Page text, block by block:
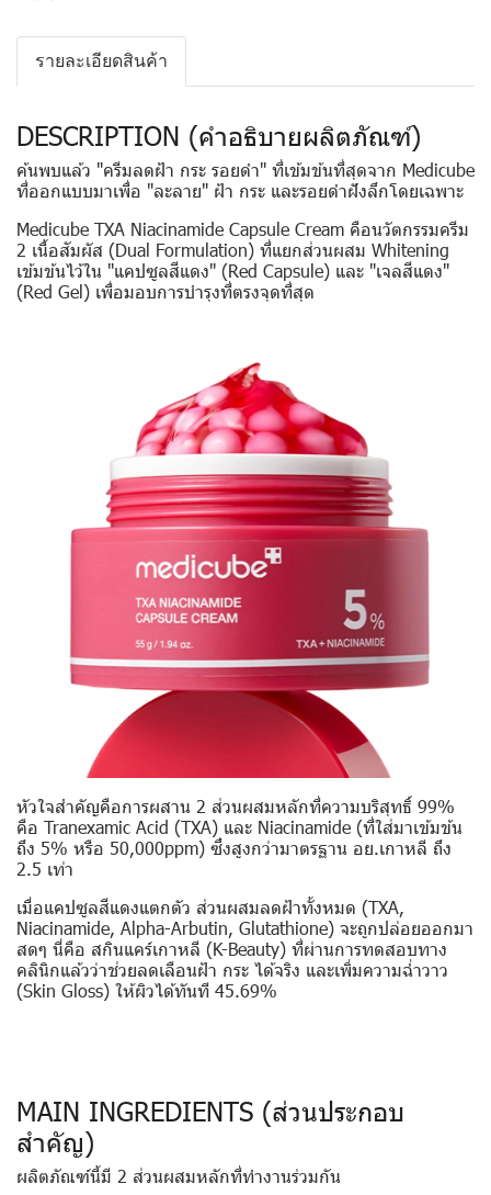
รายละเอียดสินค้า
DESCRIPTION (คำอธิบายผลิตภัณฑ์)
ค้นพบแล้ว "ครีมลดฝ้า กระ รอยดำ" ที่เข้มข้นที่สุดจาก Medicube
ที่ออกแบบมาเพื่อ "ละลาย" ฝ้า กระ และรอยดำฝังลึกโดยเฉพาะ
Medicube TXA Niacinamide Capsule Cream คือนวัตกรรมครีม
2 เนื้อสัมผัส (Dual Formulation) ที่แยกส่วนผสม Whitening
เข้มข้นไว้ใน "แคปซูลสีแดง" (Red Capsule) และ "เจลสีแดง"
(Red Gel) เพื่อมอบการบำรุงที่ตรงจุดที่สุด
หัวใจสำคัญคือการผสาน 2 ส่วนผสมหลักที่ความบริสุทธิ์ 99%
คือ Tranexamic Acid (TXA) และ Niacinamide (ที่ใส่มาเข้มข้น
ถึง 5% หรือ 50,000ppm) ซึ่งสูงกว่ามาตรฐาน อย.เกาหลี ถึง
2.5 เท่า
เมื่อแคปซูลสีแดงแตกตัว ส่วนผสมลดฝ้าทั้งหมด (TXA,
Niacinamide, Alpha-Arbutin, Glutathione) จะถูกปล่อยออกมา
สดๆ นี่คือ สกินแคร์เกาหลี (K-Beauty) ที่ผ่านการทดสอบทาง
คลินิกแล้วว่าช่วยลดเลือนฝ้า กระ ได้จริง และเพิ่มความฉ่ำวาว
(Skin Gloss) ให้ผิวได้ทันที 45.69%
MAIN INGREDIENTS (ส่วนประกอบ
สำคัญ)
ผลิตภัณฑ์นี้มี 2 ส่วนผสมหลักที่ทำงานร่วมกัน